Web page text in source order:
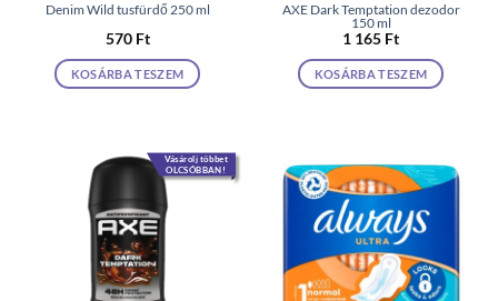
Denim Wild tusfürdő 250 ml
570 Ft
KOSÁRBA TESZEM
AXE Dark Temptation dezodor
150 ml
1 165 Ft
KOSÁRBA TESZEM
Vásárolj többet
OLCSÓBBAN!